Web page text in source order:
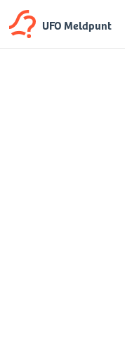
UFO Meldpunt